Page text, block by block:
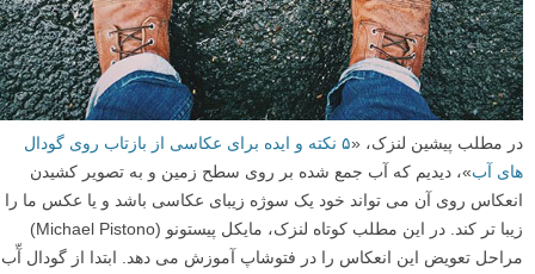
در مطلب پیشین لنزک، «
۵ نکته و ایده برای عکاسی از بازتاب روی گودال
های آب»، دیدیم که آب جمع شده بر روی سطح زمین و به تصویر کشیدن
انعکاس روی آن می تواند خود یک سوژه زیبای عکاسی باشد و یا عکس ما را
زیبا تر کند. در این مطلب کوتاه لنزک، مایکل پیستونو (Michael Pistono)
مراحل تعویض این انعکاس را در فتوشاپ آموزش می دهد. ابتدا از گودال آّب